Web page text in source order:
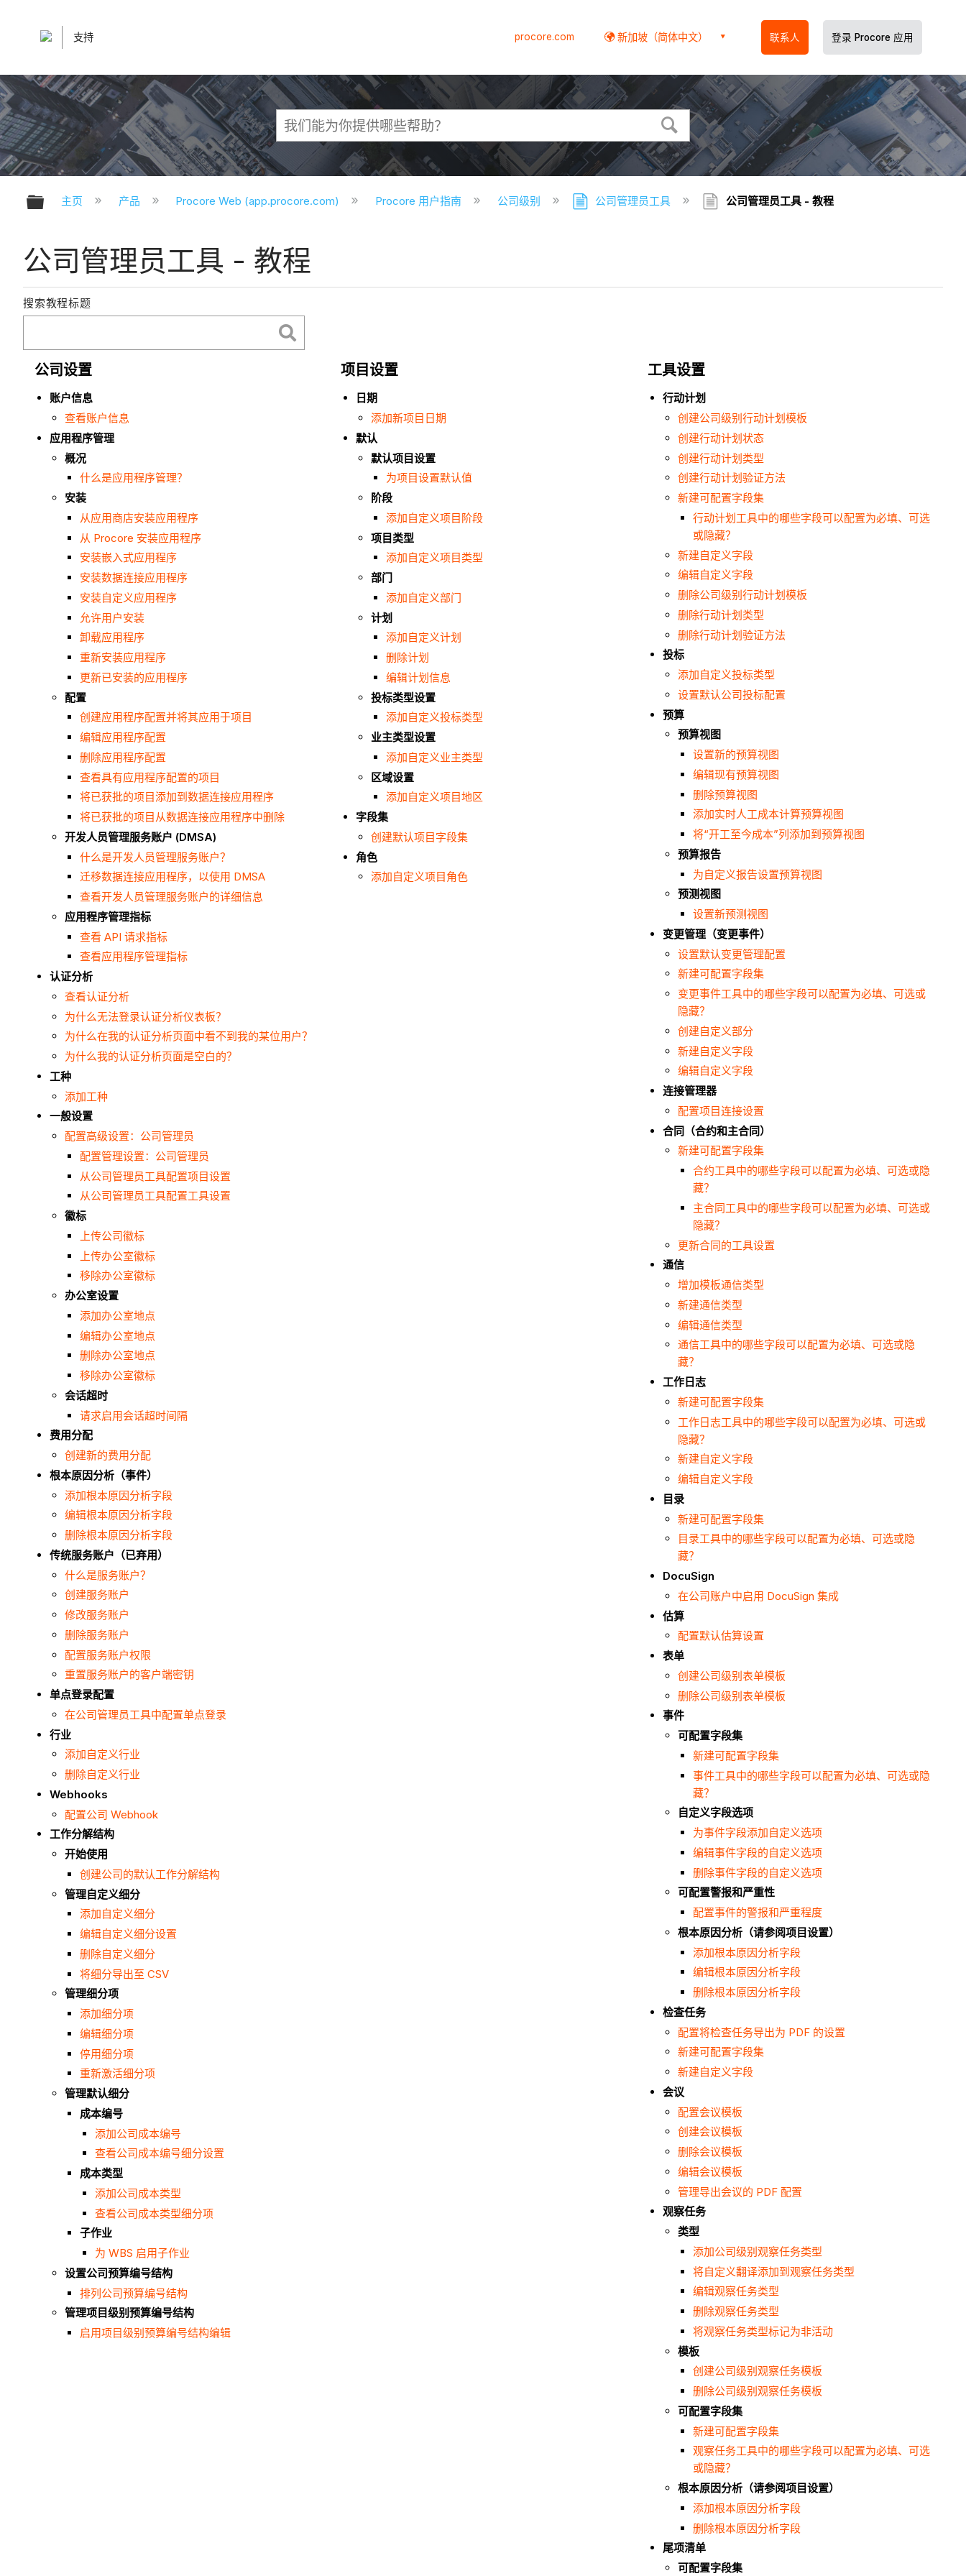
支持 procore.com 新加坡（简体中文） 联系人 登录 Procore 应用
扩展/隐缩全局层次
主页 产品 Procore Web (app.procore.com) Procore 用户指南 公司级别 公司管理员工具 公司管理员工具 - 教程
公司管理员工具 - 教程
搜索教程标题
公司设置
账户信息
查看账户信息
应用程序管理
概况
什么是应用程序管理？
安装
从应用商店安装应用程序
从 Procore 安装应用程序
安装嵌入式应用程序
安装数据连接应用程序
安装自定义应用程序
允许用户安装
卸载应用程序
重新安装应用程序
更新已安装的应用程序
配置
创建应用程序配置并将其应用于项目
编辑应用程序配置
删除应用程序配置
查看具有应用程序配置的项目
将已获批的项目添加到数据连接应用程序
将已获批的项目从数据连接应用程序中删除
开发人员管理服务账户 (DMSA)
什么是开发人员管理服务账户？
迁移数据连接应用程序，以使用 DMSA
查看开发人员管理服务账户的详细信息
应用程序管理指标
查看 API 请求指标
查看应用程序管理指标
认证分析
查看认证分析
为什么无法登录认证分析仪表板？
为什么在我的认证分析页面中看不到我的某位用户？
为什么我的认证分析页面是空白的？
工种
添加工种
一般设置
配置高级设置：公司管理员
配置管理设置：公司管理员
从公司管理员工具配置项目设置
从公司管理员工具配置工具设置
徽标
上传公司徽标
上传办公室徽标
移除办公室徽标
办公室设置
添加办公室地点
编辑办公室地点
删除办公室地点
移除办公室徽标
会话超时
请求启用会话超时间隔
费用分配
创建新的费用分配
根本原因分析（事件）
添加根本原因分析字段
编辑根本原因分析字段
删除根本原因分析字段
传统服务账户（已弃用）
什么是服务账户？
创建服务账户
修改服务账户
删除服务账户
配置服务账户权限
重置服务账户的客户端密钥
单点登录配置
在公司管理员工具中配置单点登录
行业
添加自定义行业
删除自定义行业
Webhooks
配置公司 Webhook
工作分解结构
开始使用
创建公司的默认工作分解结构
管理自定义细分
添加自定义细分
编辑自定义细分设置
删除自定义细分
将细分导出至 CSV
管理细分项
添加细分项
编辑细分项
停用细分项
重新激活细分项
管理默认细分
成本编号
添加公司成本编号
查看公司成本编号细分设置
成本类型
添加公司成本类型
查看公司成本类型细分项
子作业
为 WBS 启用子作业
设置公司预算编号结构
排列公司预算编号结构
管理项目级别预算编号结构
启用项目级别预算编号结构编辑
项目设置
日期
添加新项目日期
默认
默认项目设置
为项目设置默认值
阶段
添加自定义项目阶段
项目类型
添加自定义项目类型
部门
添加自定义部门
计划
添加自定义计划
删除计划
编辑计划信息
投标类型设置
添加自定义投标类型
业主类型设置
添加自定义业主类型
区域设置
添加自定义项目地区
字段集
创建默认项目字段集
角色
添加自定义项目角色
工具设置
行动计划
创建公司级别行动计划模板
创建行动计划状态
创建行动计划类型
创建行动计划验证方法
新建可配置字段集
行动计划工具中的哪些字段可以配置为必填、可选
或隐藏？
新建自定义字段
编辑自定义字段
删除公司级别行动计划模板
删除行动计划类型
删除行动计划验证方法
投标
添加自定义投标类型
设置默认公司投标配置
预算
预算视图
设置新的预算视图
编辑现有预算视图
删除预算视图
添加实时人工成本计算预算视图
将“开工至今成本”列添加到预算视图
预算报告
为自定义报告设置预算视图
预测视图
设置新预测视图
变更管理（变更事件）
设置默认变更管理配置
新建可配置字段集
变更事件工具中的哪些字段可以配置为必填、可选或
隐藏？
创建自定义部分
新建自定义字段
编辑自定义字段
连接管理器
配置项目连接设置
合同（合约和主合同）
新建可配置字段集
合约工具中的哪些字段可以配置为必填、可选或隐
藏？
主合同工具中的哪些字段可以配置为必填、可选或
隐藏？
更新合同的工具设置
通信
增加模板通信类型
新建通信类型
编辑通信类型
通信工具中的哪些字段可以配置为必填、可选或隐
藏？
工作日志
新建可配置字段集
工作日志工具中的哪些字段可以配置为必填、可选或
隐藏？
新建自定义字段
编辑自定义字段
目录
新建可配置字段集
目录工具中的哪些字段可以配置为必填、可选或隐
藏？
DocuSign
在公司账户中启用 DocuSign 集成
估算
配置默认估算设置
表单
创建公司级别表单模板
删除公司级别表单模板
事件
可配置字段集
新建可配置字段集
事件工具中的哪些字段可以配置为必填、可选或隐
藏？
自定义字段选项
为事件字段添加自定义选项
编辑事件字段的自定义选项
删除事件字段的自定义选项
可配置警报和严重性
配置事件的警报和严重程度
根本原因分析（请参阅项目设置）
添加根本原因分析字段
编辑根本原因分析字段
删除根本原因分析字段
检查任务
配置将检查任务导出为 PDF 的设置
新建可配置字段集
新建自定义字段
会议
配置会议模板
创建会议模板
删除会议模板
编辑会议模板
管理导出会议的 PDF 配置
观察任务
类型
添加公司级别观察任务类型
将自定义翻译添加到观察任务类型
编辑观察任务类型
删除观察任务类型
将观察任务类型标记为非活动
模板
创建公司级别观察任务模板
删除公司级别观察任务模板
可配置字段集
新建可配置字段集
观察任务工具中的哪些字段可以配置为必填、可选
或隐藏？
根本原因分析（请参阅项目设置）
添加根本原因分析字段
删除根本原因分析字段
尾项清单
可配置字段集